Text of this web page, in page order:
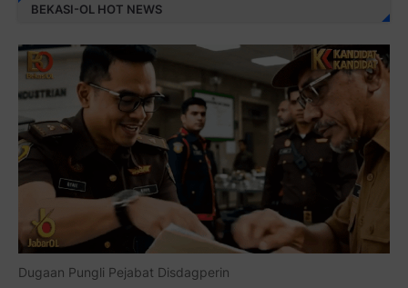
BEKASI-OL HOT NEWS
Dugaan Pungli Pejabat Disdagperin